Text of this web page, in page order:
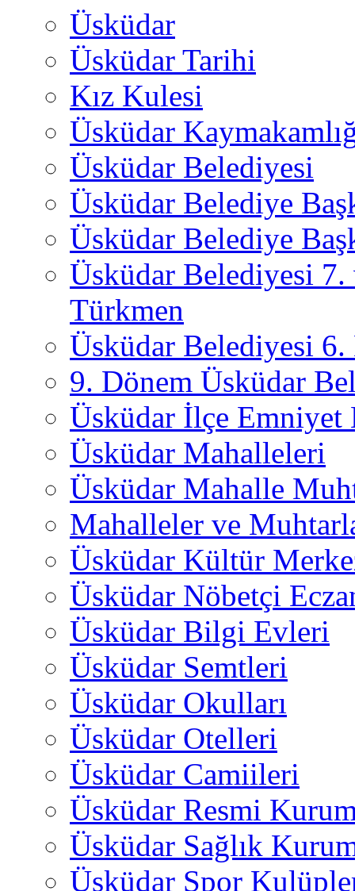
Üsküdar
Üsküdar Tarihi
Kız Kulesi
Üsküdar
Üsküdar Belediyesi
Üsküdar Belediye
Üsküdar Belediye
Üsküdar Belediyesi
Türkmen
Üsküdar Belediyesi 6.
9. Dönem Üsküdar
Üsküdar İlçe
Üsküdar Mahalleleri
Üsküdar Mahalle
Mahalleler ve
Üsküdar Kültür
Üsküdar Nöbetçi
Üsküdar Bilgi Evleri
Üsküdar Semtleri
Üsküdar Okulları
Üsküdar Otelleri
Üsküdar Camiileri
Üsküdar Resmi
Üsküdar Sağlık
Üsküdar Spor